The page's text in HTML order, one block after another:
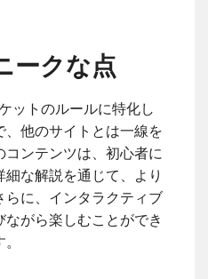
ークな点
ットのルールに特化し
他のサイトとは一線を
ンテンツは、初心者に
な解説を通じて、より
に、インタラクティブ
がら楽しむことができ